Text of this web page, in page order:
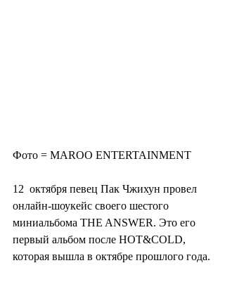
Фото = MAROO ENTERTAINMENT
12  октября певец Пак Чжихун провел
онлайн-шоукейс своего шестого
миниальбома THE ANSWER. Это его
первый альбом после HOT&COLD,
которая вышла в октябре прошлого года.